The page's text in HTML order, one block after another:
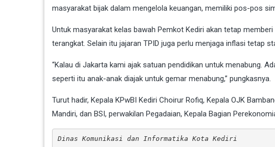
masyarakat bijak dalam mengelola keuangan, memiliki pos-pos
Untuk masyarakat kelas bawah Pemkot Kediri akan tetap
terangkat. Selain itu jajaran TPID juga perlu menjaga inflasi tetap
“Kalau di Jakarta kami ajak satuan pendidikan untuk menabung.
seperti itu anak-anak diajak untuk gemar menabung,” pungkasnya.
Turut hadir, Kepala KPwBI Kediri Choirur Rofiq, Kepala OJK
Mandiri, dan BSI, perwakilan Pegadaian, Kepala Bagian
Dinas Komunikasi dan Informatika Kota Kediri